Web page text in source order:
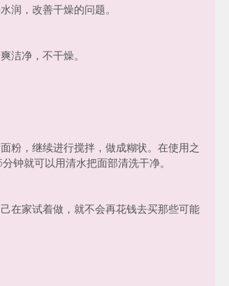
润，改善干燥的问题。
洁净，不干燥。
粉，继续进行搅拌，做成糊状。在使用之
钟就可以用清水把面部清洗干净。
在家试着做，就不会再花钱去买那些可能